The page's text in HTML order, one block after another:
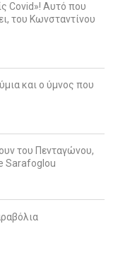
Covid»! Αυτό που
του Κωνσταντίνου
και ο ύμνος που
του Πενταγώνου,
Sarafoglou